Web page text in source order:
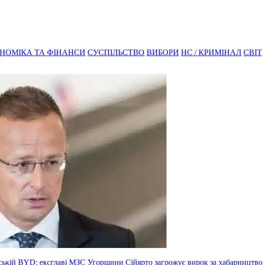
ТА ФІНАНСИ СУСПІЛЬСТВО ВИБОРИ НС / КРИМІНАЛ СВІТ
BYD: ексглаві МЗС Угорщини Сійярто загрожує вирок за хабарництво